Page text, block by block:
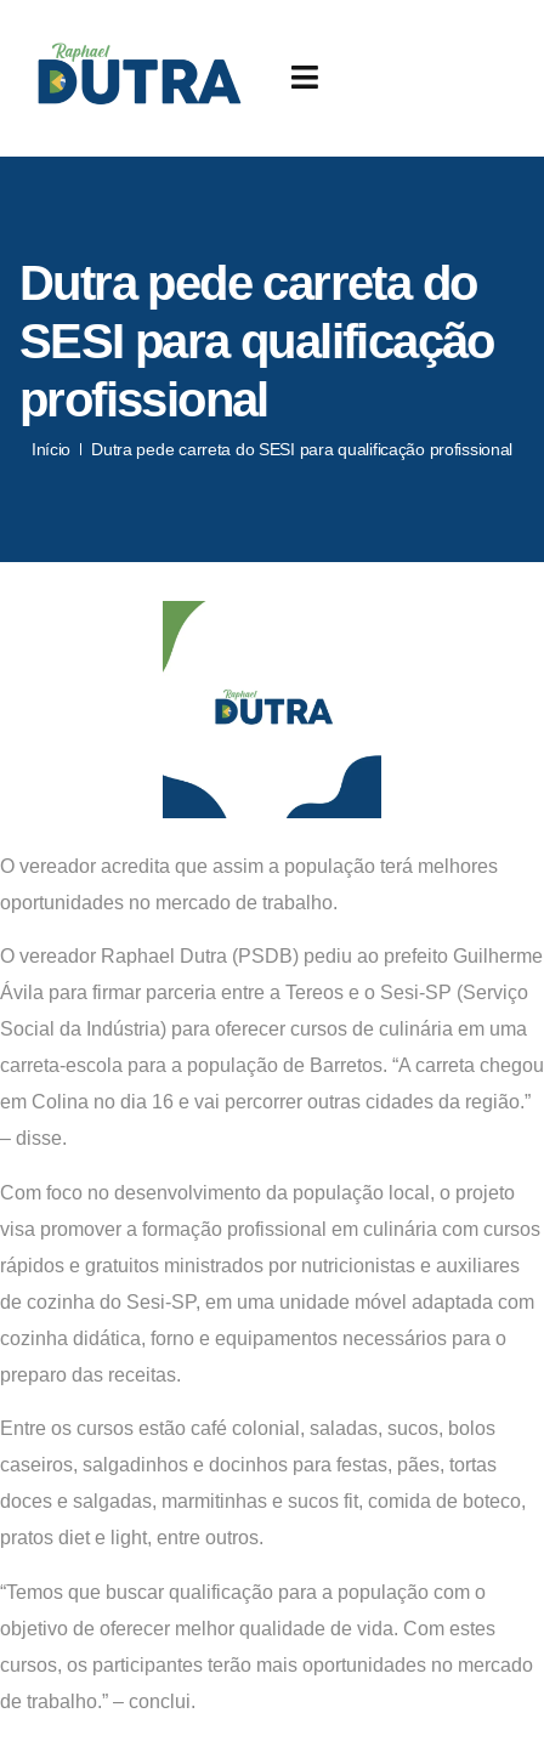
Dutra pede carreta do
SESI para qualificação
profissional
Início Dutra pede carreta do SESI para qualificação profissional
O vereador acredita que assim a população terá melhores
oportunidades no mercado de trabalho.
O vereador Raphael Dutra (PSDB) pediu ao prefeito Guilherme
Ávila para firmar parceria entre a Tereos e o Sesi-SP (Serviço
Social da Indústria) para oferecer cursos de culinária em uma
carreta-escola para a população de Barretos. “A carreta chegou
em Colina no dia 16 e vai percorrer outras cidades da região.”
– disse.
Com foco no desenvolvimento da população local, o projeto
visa promover a formação profissional em culinária com cursos
rápidos e gratuitos ministrados por nutricionistas e auxiliares
de cozinha do Sesi-SP, em uma unidade móvel adaptada com
cozinha didática, forno e equipamentos necessários para o
preparo das receitas.
Entre os cursos estão café colonial, saladas, sucos, bolos
caseiros, salgadinhos e docinhos para festas, pães, tortas
doces e salgadas, marmitinhas e sucos fit, comida de boteco,
pratos diet e light, entre outros.
“Temos que buscar qualificação para a população com o
objetivo de oferecer melhor qualidade de vida. Com estes
cursos, os participantes terão mais oportunidades no mercado
de trabalho.” – conclui.